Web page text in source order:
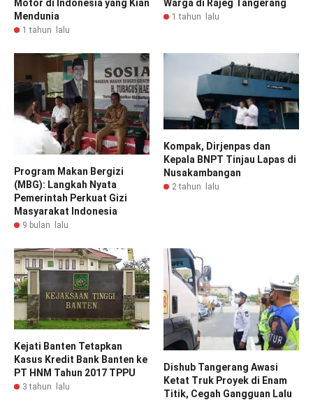
Motor di Indonesia yang Kian
Mendunia
1 tahun lalu
Warga di Rajeg Tangerang
1 tahun lalu
Program Makan Bergizi
(MBG): Langkah Nyata
Pemerintah Perkuat Gizi
Masyarakat Indonesia
9 bulan lalu
Kompak, Dirjenpas dan
Kepala BNPT Tinjau Lapas di
Nusakambangan
2 tahun lalu
Kejati Banten Tetapkan
Kasus Kredit Bank Banten ke
PT HNM Tahun 2017 TPPU
3 tahun lalu
Dishub Tangerang Awasi
Ketat Truk Proyek di Enam
Titik, Cegah Gangguan Lalu